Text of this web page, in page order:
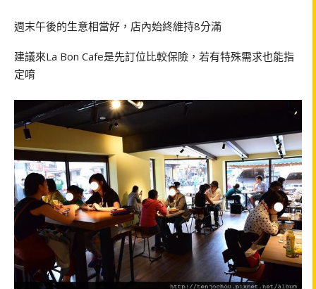
週末午後的生意相當好，店內始終維持8分滿
建議來La Bon Cafe是先訂位比較保險，若有特殊需求也能指
定唷